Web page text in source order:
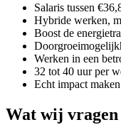
Salaris tussen
Hybride werken,
Boost de
Werken in een
32 tot 40 uur per
Echt impact
Wat wij vragen